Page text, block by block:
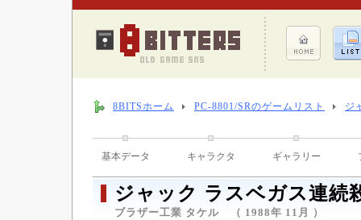
8BITSホーム PC-8801/SRのゲームリスト ジ
基本データ キャラクタ ギャラリー
ジャック ラスベガス連続
ブラザー工業 タケル （ 1988年 11月 ）